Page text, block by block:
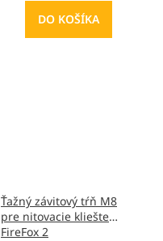
DO KOŠÍKA
Ťažný závitový tŕň M8
pre nitovacie kliešte
FireFox 2